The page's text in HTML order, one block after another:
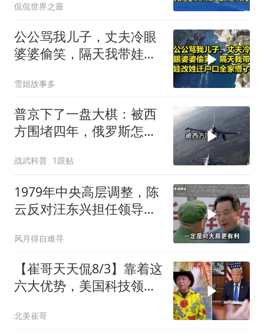
侃侃世界之最
公公骂我儿子，丈夫冷眼
婆婆偷笑，隔天我带娃改
雪姐故事多
普京下了一盘大棋：被西
方围堵四年，俄罗斯怎么
战武科普 1跟贴
1979年中央高层调整，陈
云反对汪东兴担任领导职
风月得自难寻
【崔哥天天侃8/3】靠着这
六大优势，美国科技领军
北美崔哥